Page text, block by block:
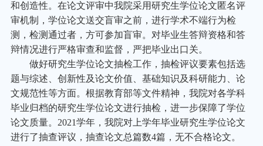
和创造性。在论文评审中我院采用研究生学位论文匿名评
审机制，学位论文送交盲审之前，进行学术不端行为检
测，检测通过者，方可参加盲审。对毕业生答辩资格和答
辩情况进行严格审查和监督，严把毕业出口关。
做好研究生学位论文抽检工作，抽检评议要素包括选
题与综述、创新性及论文价值、基础知识及科研能力、论
文规范性等方面。根据教育部等文件精神，我院对各学科
毕业归档的研究生学位论文进行抽检，进一步保障了学位
论文质量。2021学年，我院对上学年毕业研究生学位论文
进行了抽查评议，抽查论文总篇数4篇，无不合格论文。